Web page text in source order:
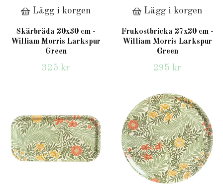
Lägg i korgen
Skärbräda 20x30 cm -
William Morris Larkspur
Green
325 kr
Lägg i korgen
Frukostbricka 27x20 cm -
William Morris Larkspur
Green
295 kr